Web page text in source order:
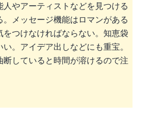
やアーティストなどを見つける
。メッセージ機能はロマンがある
をつけなければならない。知恵袋
。アイデア出しなどにも重宝。
断していると時間が溶けるので注